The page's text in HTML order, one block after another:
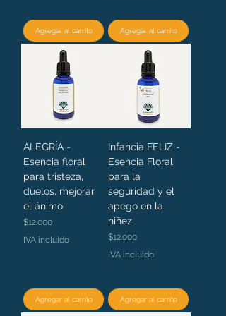
Agregar al carrito Agregar al carrito
ALEGRÍA -
Esencia floral
para tristeza,
duelos, mejorar
el ánimo
Precio
$12.000
IVA incluido
Agregar al carrito
Infancia FELIZ -
Esencia Floral
para la
seguridad y el
apego en la
niñez
Precio
$12.000
IVA incluido
Agregar al carrito